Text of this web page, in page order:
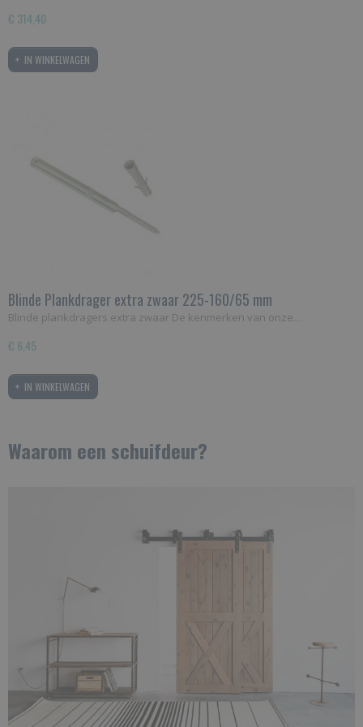
€ 314,40
IN WINKELWAGEN
Blinde Plankdrager extra zwaar 225-160/65 mm
Blinde plankdragers extra zwaar De kenmerken van onze…
€ 6,45
IN WINKELWAGEN
Waarom een schuifdeur?